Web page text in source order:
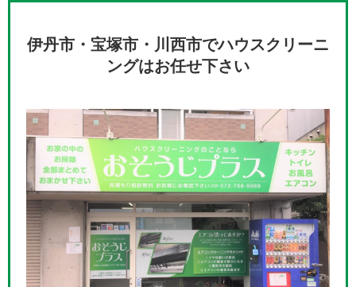
伊丹市・宝塚市・川西市でハウスクリーニ
ングはお任せ下さい